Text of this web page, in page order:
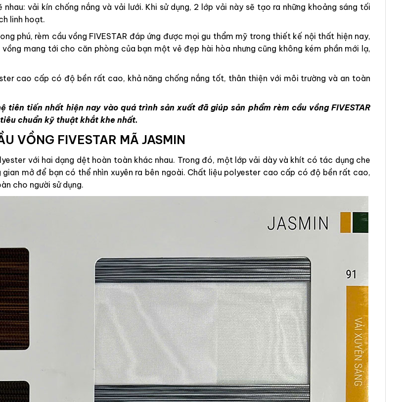
vải kín chống nắng và vải lưới. Khi sử dụng, 2 lớp vải này sẽ tạo ra những khoảng sáng tối
linh hoạt.
phú, rèm cầu vồng FIVESTAR đáp ứng được mọi gu thẩm mỹ trong thiết kế nội thất hiện nay,
mang tới cho căn phòng của bạn một vẻ đẹp hài hòa nhưng cũng không kém phần mới lạ,
cao cấp có độ bền rất cao, khả năng chống nắng tốt, thân thiện với môi trường và an toàn
tiến nhất hiện nay vào quá trình sản xuất đã giúp sản phẩm rèm cầu vồng FIVESTAR
chuẩn kỹ thuật khắt khe nhất.
VỒNG FIVESTAR MÃ JASMIN
với hai dạng dệt hoàn toàn khác nhau. Trong đó, một lớp vải dày và khít có tác dụng che
mở để bạn có thể nhìn xuyên ra bên ngoài. Chất liệu polyester cao cấp có độ bền rất cao,
cho người sử dụng.